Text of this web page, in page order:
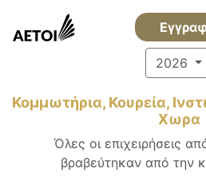
2026
Κομμωτήρια, Κουρεία,
Χωρα
Όλες οι επιχειρήσεις
βραβεύτηκαν από την